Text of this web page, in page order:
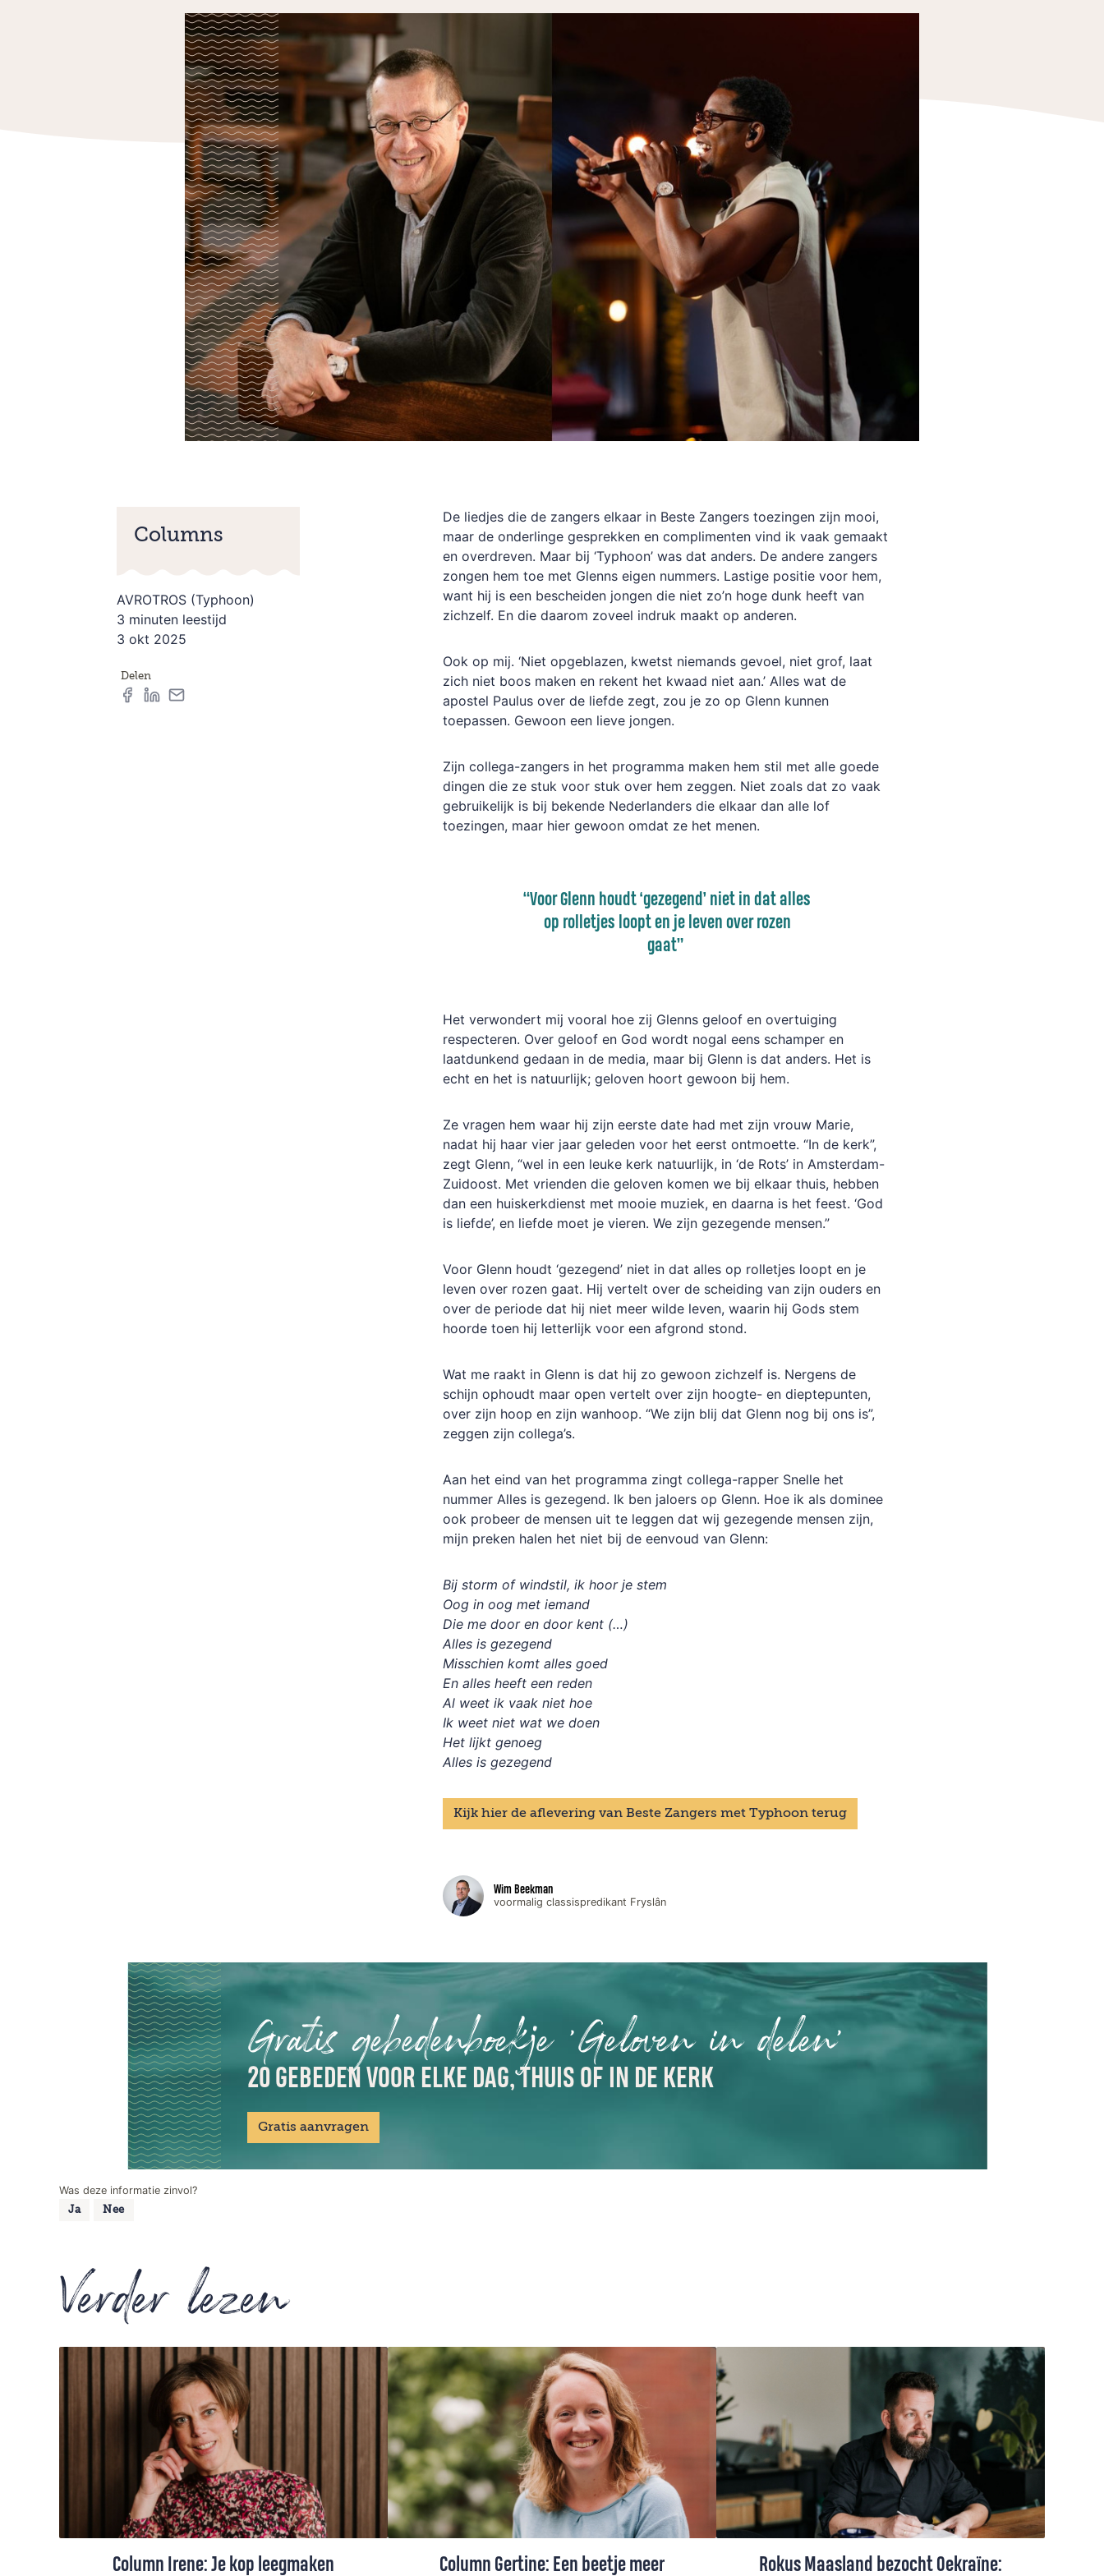
De liedjes die de zangers elkaar in Beste Zangers toezingen zijn mooi,
maar de onderlinge gesprekken en complimenten vind ik vaak gemaakt
en overdreven. Maar bij ‘Typhoon’ was dat anders. De andere zangers
zongen hem toe met Glenns eigen nummers. Lastige positie voor hem,
want hij is een bescheiden jongen die niet zo’n hoge dunk heeft van
zichzelf. En die daarom zoveel indruk maakt op anderen.
Ook op mij. ‘Niet opgeblazen, kwetst niemands gevoel, niet grof, laat
zich niet boos maken en rekent het kwaad niet aan.’ Alles wat de
apostel Paulus over de liefde zegt, zou je zo op Glenn kunnen
toepassen. Gewoon een lieve jongen.
Zijn collega-zangers in het programma maken hem stil met alle goede
dingen die ze stuk voor stuk over hem zeggen. Niet zoals dat zo vaak
gebruikelijk is bij bekende Nederlanders die elkaar dan alle lof
toezingen, maar hier gewoon omdat ze het menen.
“Voor Glenn houdt ‘gezegend’ niet in dat alles
op rolletjes loopt en je leven over rozen
gaat”
Het verwondert mij vooral hoe zij Glenns geloof en overtuiging
respecteren. Over geloof en God wordt nogal eens schamper en
laatdunkend gedaan in de media, maar bij Glenn is dat anders. Het is
echt en het is natuurlijk; geloven hoort gewoon bij hem.
Ze vragen hem waar hij zijn eerste date had met zijn vrouw Marie,
nadat hij haar vier jaar geleden voor het eerst ontmoette. “In de kerk”,
zegt Glenn, “wel in een leuke kerk natuurlijk, in ‘de Rots’ in Amsterdam-
Zuidoost. Met vrienden die geloven komen we bij elkaar thuis, hebben
dan een huiskerkdienst met mooie muziek, en daarna is het feest. ‘God
is liefde’, en liefde moet je vieren. We zijn gezegende mensen.”
Voor Glenn houdt ‘gezegend’ niet in dat alles op rolletjes loopt en je
leven over rozen gaat. Hij vertelt over de scheiding van zijn ouders en
over de periode dat hij niet meer wilde leven, waarin hij Gods stem
hoorde toen hij letterlijk voor een afgrond stond.
Wat me raakt in Glenn is dat hij zo gewoon zichzelf is. Nergens de
schijn ophoudt maar open vertelt over zijn hoogte- en dieptepunten,
over zijn hoop en zijn wanhoop. “We zijn blij dat Glenn nog bij ons is”,
zeggen zijn collega’s.
Aan het eind van het programma zingt collega-rapper Snelle het
nummer Alles is gezegend. Ik ben jaloers op Glenn. Hoe ik als dominee
ook probeer de mensen uit te leggen dat wij gezegende mensen zijn,
mijn preken halen het niet bij de eenvoud van Glenn:
Bij storm of windstil, ik hoor je stem
Oog in oog met iemand
Die me door en door kent (…)
Alles is gezegend
Misschien komt alles goed
En alles heeft een reden
Al weet ik vaak niet hoe
Ik weet niet wat we doen
Het lijkt genoeg
Alles is gezegend
Kijk hier de aflevering van Beste Zangers met Typhoon terug
Wim Beekman
voormalig classispredikant Fryslân
Gratis gebedenboekje 'Geloven in delen'
20 GEBEDEN VOOR ELKE DAG, THUIS OF IN DE KERK
Gratis aanvragen
Columns
AVROTROS (Typhoon)
3 minuten leestijd
3 okt 2025
Delen
Was deze informatie zinvol?
Ja Nee
Verder lezen
Column Irene: Je kop leegmaken
Column Gertine: Een beetje meer
Rokus Maasland bezocht Oekraïne: